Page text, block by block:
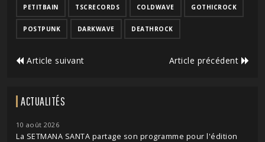
PETITBAIN TSCRECORDS COLDWAVE GOTHICROCK
POSTPUNK DARKWAVE DEATHROCK
Article suivant Article précédent
ACTUALITÉS
10 août 2026
La SETMANA SANTA partage son programme pour l'édition